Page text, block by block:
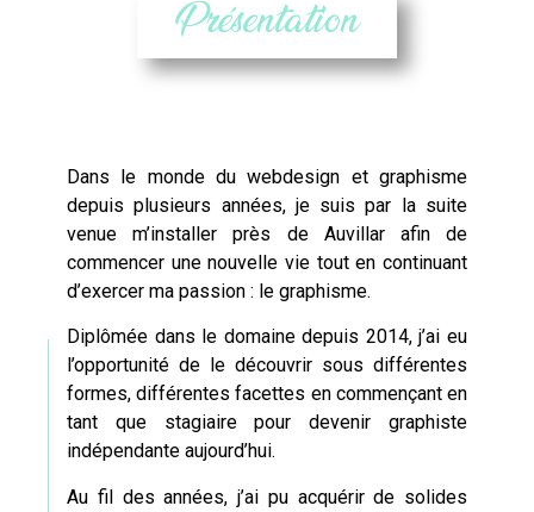
Présentation
Dans le monde duwebdesign et graphisme
depuis plusieurs années, je suis par la suite
venue m’installer près de Auvillarafin de
commencer une nouvelle vie tout en continuant
d’exercer ma passion : le graphisme.
Diplômée dans le domaine depuis 2014, j’ai eu
l’opportunité de le découvrir sous différentes
formes, différentes facettes en commençant en
tant que stagiaire pour devenir graphiste
indépendante aujourd’hui.
Au fil des années, j’ai pu acquérir de solides